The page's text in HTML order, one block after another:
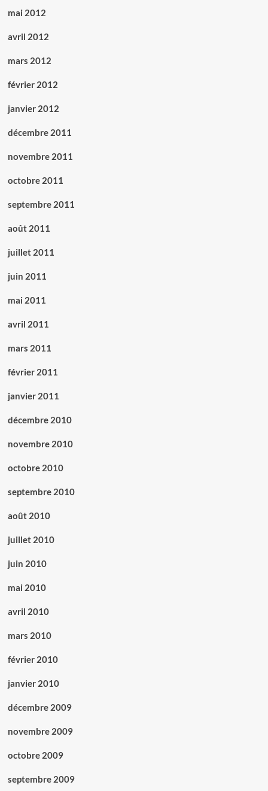
mai 2012
avril 2012
mars 2012
février 2012
janvier 2012
décembre 2011
novembre 2011
octobre 2011
septembre 2011
août 2011
juillet 2011
juin 2011
mai 2011
avril 2011
mars 2011
février 2011
janvier 2011
décembre 2010
novembre 2010
octobre 2010
septembre 2010
août 2010
juillet 2010
juin 2010
mai 2010
avril 2010
mars 2010
février 2010
janvier 2010
décembre 2009
novembre 2009
octobre 2009
septembre 2009